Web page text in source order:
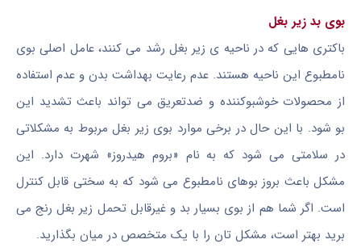
بوی بد زیر بغل
باکتری هایی که در ناحیه ی زیر بغل رشد می کنند، عامل اصلی بوی
نامطبوع این ناحیه هستند. عدم رعایت بهداشت بدن و عدم استفاده
از محصولات خوشبوکننده و ضدتعریق می تواند باعث تشدید این
بو شود. با این حال در برخی موارد بوی زیر بغل مربوط به مشکلاتی
در سلامتی می شود که به نام «بروم هیدروز» شهرت دارد. این
مشکل باعث بروز بوهای نامطبوع می شود که به سختی قابل کنترل
است. اگر شما هم از بوی بسیار بد و غیرقابل تحمل زیر بغل رنج می
برید بهتر است، مشکل تان را با یک متخصص در میان بگذارید.